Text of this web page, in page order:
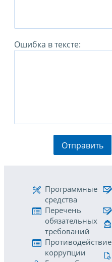
Ошибка в тексте:
Отправить
Программные
средства
Перечень
обязательных
требований
Противодействие
коррупции